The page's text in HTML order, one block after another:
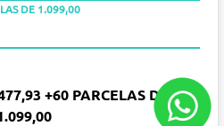
DE 1.099,00
+60 PARCELAS DE R$